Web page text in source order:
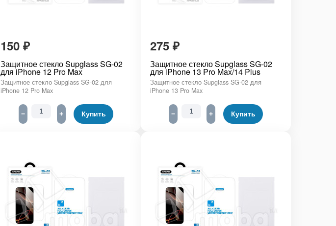
150 ₽
Защитное стекло Supglass SG-02
для iPhone 12 Pro Max
Защитное стекло Supglass SG-02 для
iPhone 12 Pro Max
− + Купить
275₽
Защитное стекло Supglass SG-02
для iPhone 13 Pro Max/14 Plus
Защитное стекло Supglass SG-02 для
iPhone 13 Pro Max
− + Купить